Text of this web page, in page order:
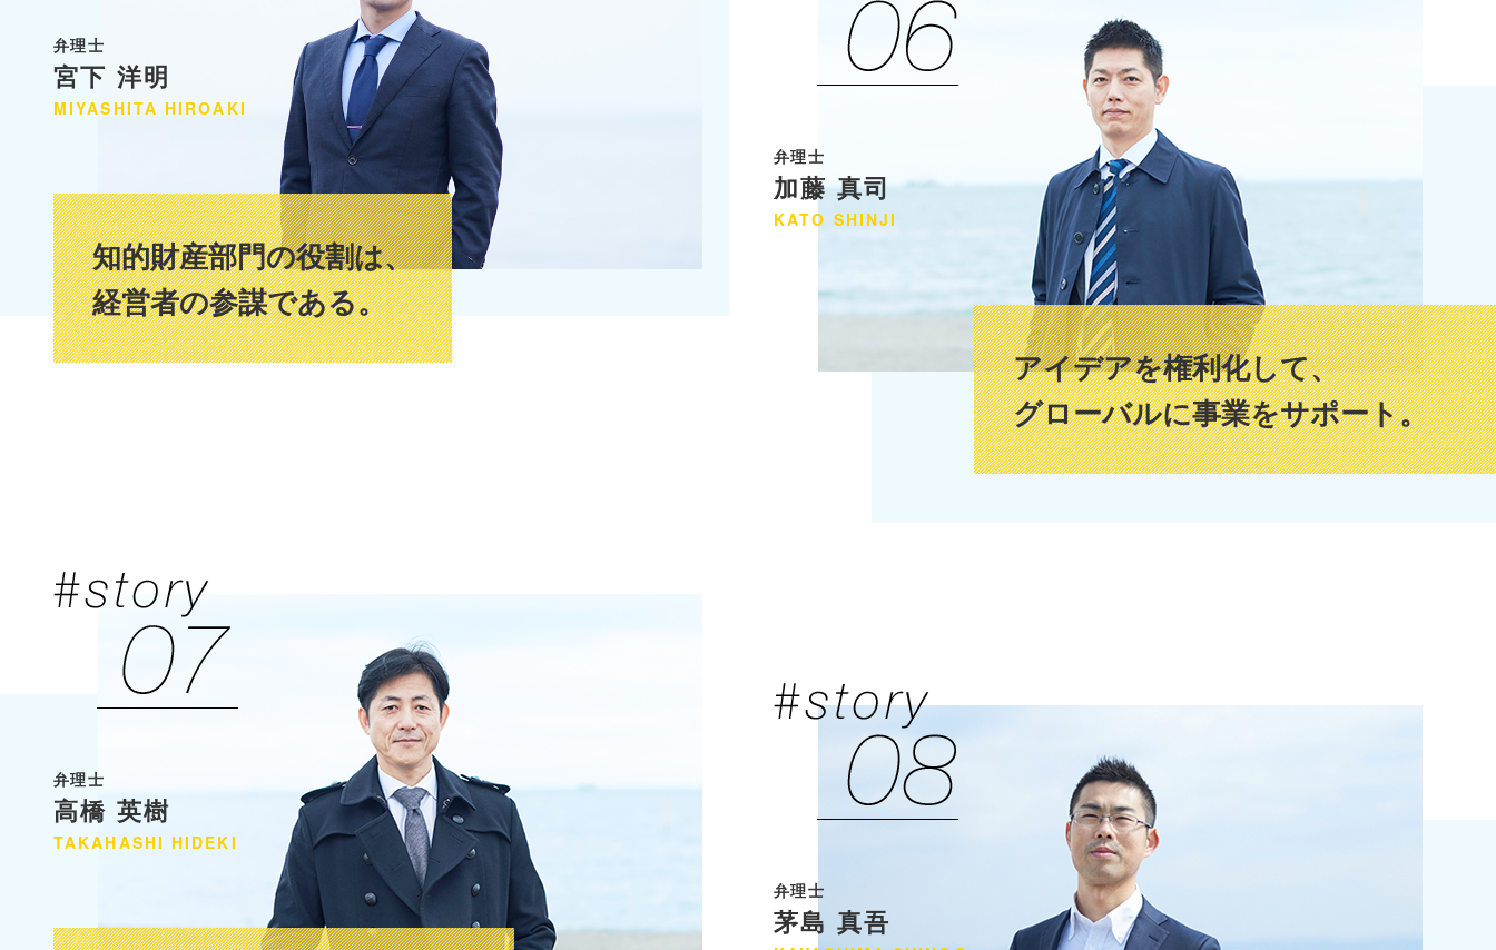
弁理士
宮下 洋明
MIYASHITA HIROAKI
知的財産部門の役割は、
経営者の参謀である。
弁理士
加藤 真司
KATO SHINJI
アイデアを権利化して、
グローバルに事業をサポート。
弁理士
高橋 英樹
TAKAHASHI HIDEKI
弁理士
茅島 真吾